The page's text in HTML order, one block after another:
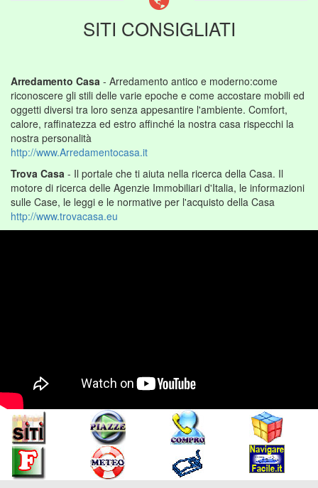
SITI CONSIGLIATI
Arredamento Casa - Arredamento antico e moderno:come
riconoscere gli stili delle varie epoche e come accostare mobili ed
oggetti diversi tra loro senza appesantire l'ambiente. Comfort,
calore, raffinatezza ed estro affinché la nostra casa rispecchi la
nostra personalità
http://www.Arredamentocasa.it
Trova Casa - Il portale che ti aiuta nella ricerca della Casa. Il
motore di ricerca delle Agenzie Immobiliari d'Italia, le informazioni
sulle Case, le leggi e le normative per l'acquisto della Casa
http://www.trovacasa.eu